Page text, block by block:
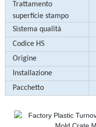
Trattamento
superficie stampo
Sistema qualità
Codice HS
Origine
Installazione
Pacchetto